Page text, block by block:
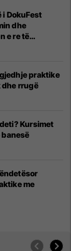
i DokuFest
dhe
e re të
praktike
rrugë
Kursimet
me